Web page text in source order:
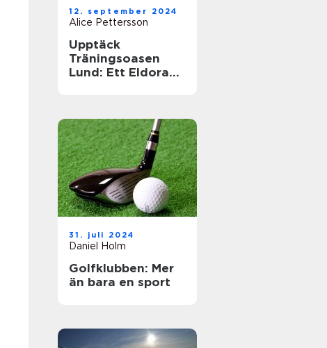
12. september 2024
Alice Pettersson
Upptäck
Träningsoasen
Lund: Ett Eldorado
31. juli 2024
Daniel Holm
Golfklubben: Mer
än bara en sport